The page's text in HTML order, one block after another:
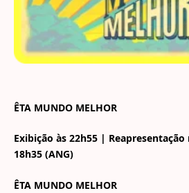
ÊTA MUNDO MELHOR
Exibição às 22h55 |
18h35 (ANG)
ÊTA MUNDO MELHOR